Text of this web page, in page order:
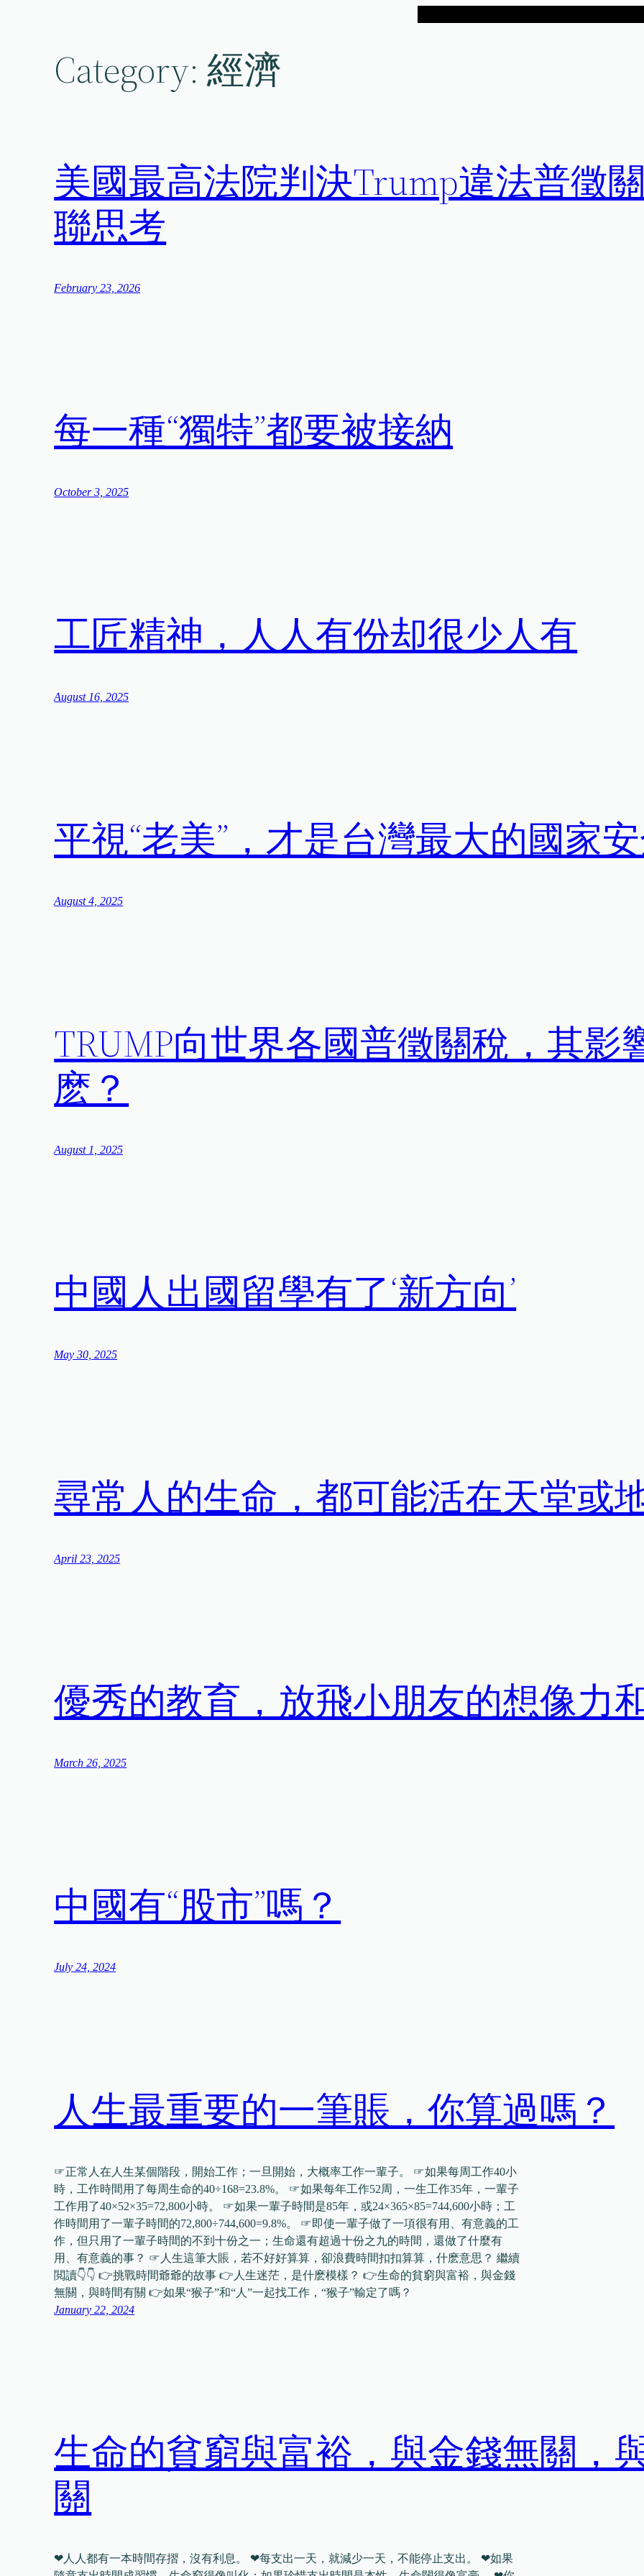
Category:經濟
美國最高法院判決Trump違法普徵
聯思考
February 23, 2026
每一種“獨特”都要被接納
October 3, 2025
工匠精神，人人有份却很少人有
August 16, 2025
平視“老美”，才是台灣最大的國家
August 4, 2025
TRUMP向世界各國普徵關稅，其影
麽？
August 1, 2025
中國人出國留學有了‘新方向’
May 30, 2025
尋常人的生命，都可能活在天堂或
April 23, 2025
優秀的教育，放飛小朋友的想像力
March 26, 2025
中國有“股市”嗎？
July 24, 2024
人生最重要的一筆賬，你算過嗎？
☞正常人在人生某個階段，開始工作；一旦開始，大概率工作一輩子。 ☞如果每周工作40小
時，工作時間用了每周生命的40÷168=23.8%。 ☞如果每年工作52周，一生工作35年，一輩子
工作用了40×52×35=72,800小時。 ☞如果一輩子時間是85年，或24×365×85=744,600小時；工
作時間用了一輩子時間的72,800÷744,600=9.8%。 ☞即使一輩子做了一項很有用、有意義的工
作，但只用了一輩子時間的不到十份之一；生命還有超過十份之九的時間，還做了什麼有
用、有意義的事？ ☞人生這筆大賬，若不好好算算，卻浪費時間扣扣算算，什麽意思？ 繼續
閲讀👇👇 👉挑戰時間爺爺的故事 👉人生迷茫，是什麽模樣？ 👉生命的貧窮與富裕，與金錢
無關，與時間有關 👉如果“猴子”和“人”一起找工作，“猴子”輸定了嗎？
January 22, 2024
生命的貧窮與富裕，與金錢無關，
關
❤人人都有一本時間存摺，沒有利息。 ❤每支出一天，就減少一天，不能停止支出。 ❤如果